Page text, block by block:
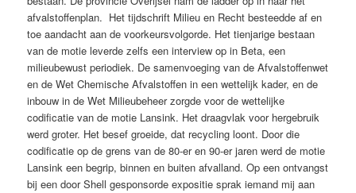
afvalstoffenplan. Het tijdschrift Milieu en Recht besteedde af en
toe aandacht aan de voorkeursvolgorde. Het tienjarige bestaan
van de motie leverde zelfs een interview op in Beta, een
milieubewust periodiek. De samenvoeging van de Afvalstoffenwet
en de Wet Chemische Afvalstoffen in een wettelijk kader, en de
inbouw in de Wet Milieubeheer zorgde voor de wettelijke
codificatie van de motie Lansink. Het draagvlak voor hergebruik
werd groter. Het besef groeide, dat recycling loont. Door die
codificatie op de grens van de 80-er en 90-er jaren werd de motie
Lansink een begrip, binnen en buiten afvalland. Op een ontvangst
bij een door Shell gesponsorde expositie sprak iemand mij aan